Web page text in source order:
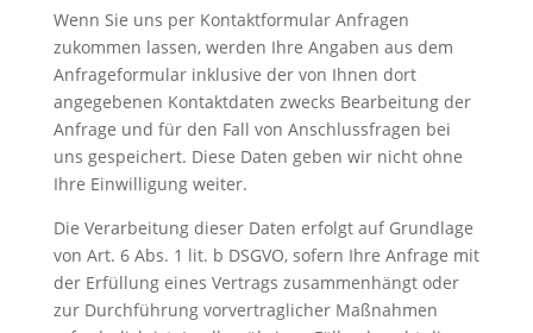
Wenn Sie uns per Kontaktformular Anfragen
zukommen lassen, werden Ihre Angaben aus dem
Anfrageformular inklusive der von Ihnen dort
angegebenen Kontaktdaten zwecks Bearbeitung der
Anfrage und für den Fall von Anschlussfragen bei
uns gespeichert. Diese Daten geben wir nicht ohne
Ihre Einwilligung weiter.
Die Verarbeitung dieser Daten erfolgt auf Grundlage
von Art. 6 Abs. 1 lit. b DSGVO, sofern Ihre Anfrage mit
der Erfüllung eines Vertrags zusammenhängt oder
zur Durchführung vorvertraglicher Maßnahmen